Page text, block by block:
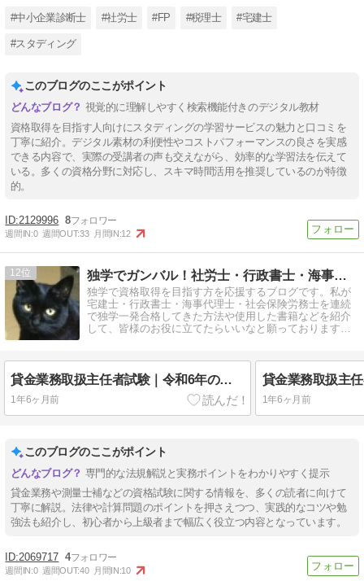
#中小企業診断士 #社労士 #FP #税理士 #宅建士
#スタディング
このブログのここがポイント
視覚的に理解しやすく検索機能付きのデジタル教材
資格取得を目指す人向けにスタディングの学習サービスの魅力と口コミを
丁寧に紹介。デジタル素材の利便性やコストパフォーマンスの良さを実感
できる内容で、実際の受講者の声も交えながら、効率的な学習法を伝えて
いる。多くの資格分野に対応し、スキマ時間活用を推奨しているのが特徴
的。
2129996 8
週間IN:0 週間OUT:33 月間IN:12
12 独学でガンバル！社労士・行政書士・海事代理士・宅建etc
独学で資格取得を目指す方を応援するブログです。私が
宅建士・行政書士・海事代理士・社会保険労務士を連続
で独学一発合格してきた方法や使用した書籍などを紹介
して、皆様のお役に立てたらいいなと願っております。
貸金業務取扱主任者試験｜令和6年の試験問題と解説｜問題３６～４０
1年6ヶ月前 1年6ヶ月前
このブログのここがポイント
専門的な法規解説と実務ポイントをわかりやすく提示
貸金業務や測量士補などの資格試験に関する情報を、多くの読者に向けて
丁寧に解説。法律や計算問題のポイントを押さえつつ、実践的なコツや勉
強法も紹介し、初心者から上級者まで幅広く役立つ内容となっています。
2069717 4
週間IN:0 週間OUT:40 月間IN:10